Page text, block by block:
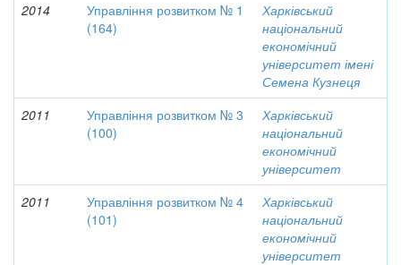
2014
Управління розвитком № 1
(164)
Харківський
національний
економічний
університет імені
Семена Кузнеця
2011
Управління розвитком № 3
(100)
Харківський
національний
економічний
університет
2011
Управління розвитком № 4
(101)
Харківський
національний
економічний
університет